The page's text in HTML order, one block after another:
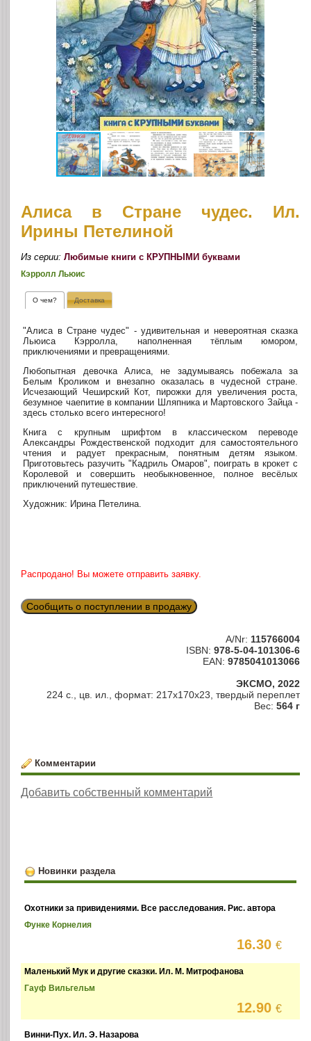
Алиса в Стране чудес. Ил.
Ирины Петелиной
Из серии:Любимые книги с КРУПНЫМИ буквами
Кэрролл Льюис
О чем? Доставка
"Алиса в Стране чудес" - удивительная и невероятная сказка
Льюиса Кэрролла, наполненная тёплым юмором,
приключениями и превращениями.
Любопытная девочка Алиса, не задумываясь побежала за
Белым Кроликом и внезапно оказалась в чудесной стране.
Исчезающий Чеширский Кот, пирожки для увеличения роста,
безумное чаепитие в компании Шляпника и Мартовского Зайца -
здесь столько всего интересного!
Книга с крупным шрифтом в классическом переводе
Александры Рождественской подходит для самостоятельного
чтения и радует прекрасным, понятным детям языком.
Приготовьтесь разучить "Кадриль Омаров", поиграть в крокет с
Королевой и совершить необыкновенное, полное весёлых
приключений путешествие.
Художник: Ирина Петелина.
Распродано! Вы можете отправить заявку.
Сообщить о поступлении в продажу
A/Nr: 115766004
ISBN: 978-5-04-101306-6
EAN: 9785041013066
ЭКСМО, 2022
224 с., цв. ил., формат: 217x170x23, твердый переплет
Вес: 564 г
Комментарии
Добавить собственный комментарий
Новинки раздела
Охотники за привидениями. Все расследования. Рис. автора
Функе Корнелия
16.30€
Маленький Мук и другие сказки. Ил. М. Митрофанова
Гауф Вильгельм
12.90€
Винни-Пух. Ил. Э. Назарова